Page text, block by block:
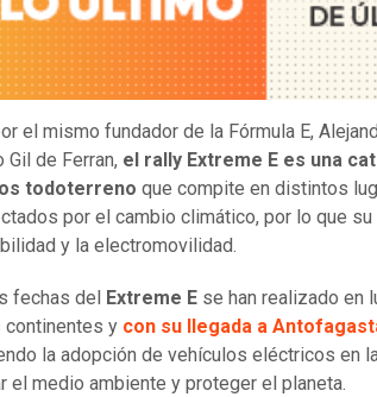
el mismo fundador de la Fórmula E,
Gil de Ferran, el rally Extreme E es una
todoterreno que compite en distintos
por el cambio climático, por lo que
y la electromovilidad.
fechas del Extreme E se han realizado en
y con su llegada a
la adopción de vehículos eléctricos en
el medio ambiente y proteger el planeta.